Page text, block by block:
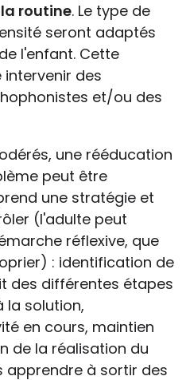
routine. Le type de
seront adaptés
l'enfant. Cette
des
et/ou des
une rééducation
peut être
une stratégie et
(l'adulte peut
réflexive, que
: identification de
des différentes étapes
la solution,
en cours, maintien
de la réalisation du
apprendre à sortir des